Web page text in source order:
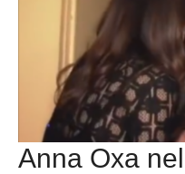
Anna Oxa